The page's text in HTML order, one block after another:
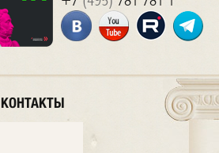
КОНТАКТЫ